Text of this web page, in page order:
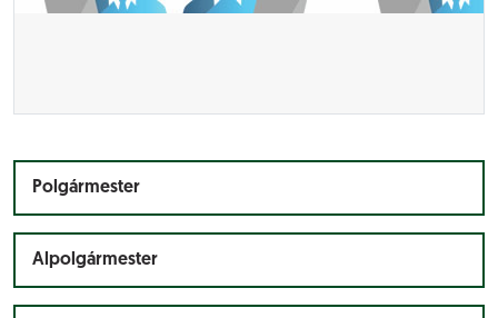
Polgármester
Alpolgármester